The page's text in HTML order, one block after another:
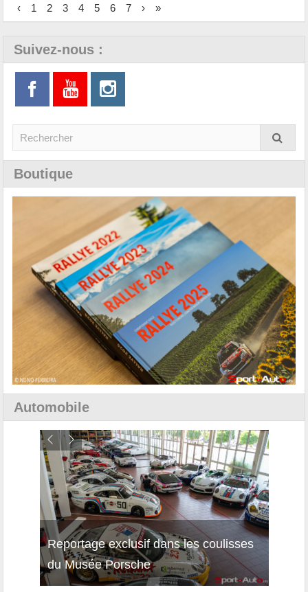
‹ 1 2 3 4 5 6 7 › »
Suivez-nous :
Boutique
Automobile
Reportage exclusif dans les coulisses
du Musée Porsche